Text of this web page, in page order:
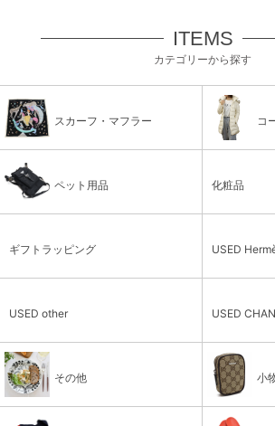
ITEMS
カテゴリーから探す
スカーフ・マフラー コ
ペット用品 化粧品
ギフトラッピング USED
USED other USED
その他 小